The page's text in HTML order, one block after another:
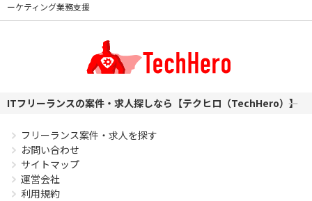
ーケティング業務支援
ITフリーランスの案件・求人探しなら【テクヒロ（TechHero）】
フリーランス案件・求人を探す
お問い合わせ
サイトマップ
運営会社
利用規約